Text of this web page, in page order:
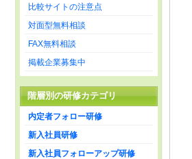
比較サイトの注意点
対面型無料相談
FAX無料相談
掲載企業募集中
階層別の研修カテゴリ
内定者フォロー研修
新入社員研修
新入社員フォローアップ研修